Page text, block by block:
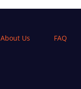
About Us FAQ